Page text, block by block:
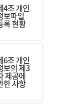
4조 개인
보파일
록 현황
6조 개인
보의 제3
제공에
한 사항